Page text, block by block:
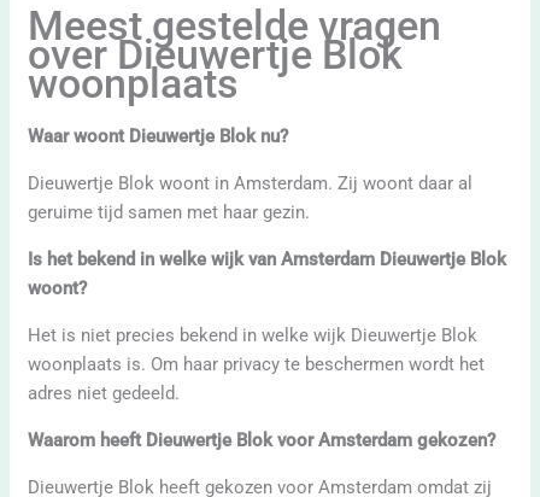
Meest gestelde vragen
over Dieuwertje Blok
woonplaats
Waar woont Dieuwertje Blok nu?
Dieuwertje Blok woont in Amsterdam. Zij woont daar al
geruime tijd samen met haar gezin.
Is het bekend in welke wijk van Amsterdam Dieuwertje Blok
woont?
Het is niet precies bekend in welke wijk Dieuwertje Blok
woonplaats is. Om haar privacy te beschermen wordt het
adres niet gedeeld.
Waarom heeft Dieuwertje Blok voor Amsterdam gekozen?
Dieuwertje Blok heeft gekozen voor Amsterdam omdat zij